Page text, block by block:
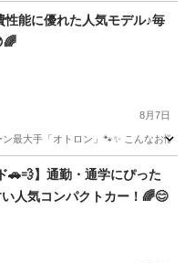
性能に優れた人気モデル♪毎
8月7日
最大手「オトロン」🐾✨ こんなお
🚗💨】通勤・通学にぴった
人気コンパクトカー！🌈😊